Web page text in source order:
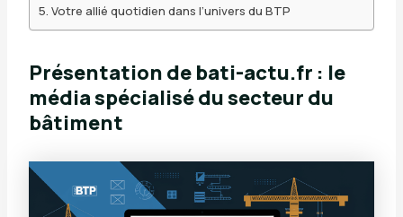
Votre allié quotidien dans l’univers du BTP
Présentation de bati-actu.fr : le
média spécialisé du secteur du
bâtiment